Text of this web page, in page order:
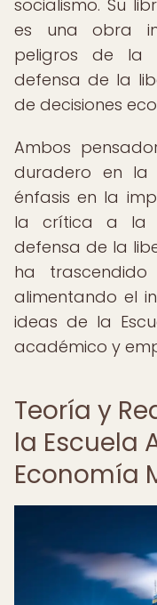
socialismo. Su
es una obra
peligros de la
defensa de la
de decisiones
Ambos
duradero en la
énfasis en la
la crítica a la
defensa de la
ha trascendido
alimentando el
ideas de la
académico y
Teoría y
la Escuela
Economía